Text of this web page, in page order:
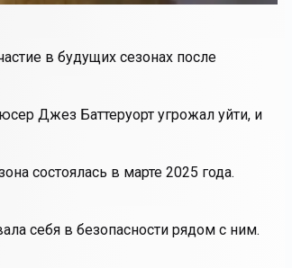
в будущих сезонах после
Джез Баттеруорт угрожал уйти, и
состоялась в марте 2025 года.
себя в безопасности рядом с ним.